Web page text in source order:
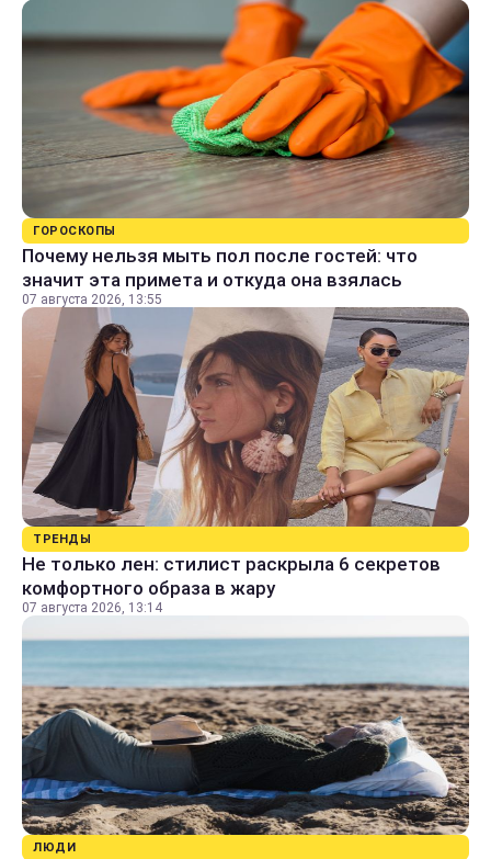
ГОРОСКОПЫ
Почему нельзя мыть пол после гостей: что
значит эта примета и откуда она взялась
07 августа 2026, 13:55
ТРЕНДЫ
Не только лен: стилист раскрыла 6 секретов
комфортного образа в жару
07 августа 2026, 13:14
ЛЮДИ